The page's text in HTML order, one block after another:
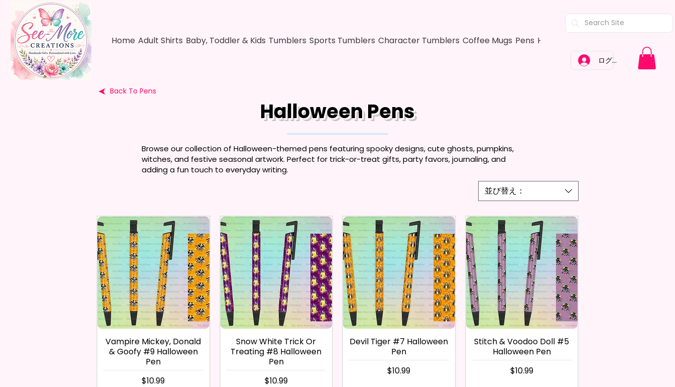
Home Adult Shirts Baby, Toddler & Kids Tumblers Sports Tumblers Character Tumblers Coffee Mugs Pens Hair Bows
ログイン
Back To Pens
Halloween Pens
並び替え：
Vampire Mickey, Donald
& Goofy #9 Halloween
Pen
価格
$10.99
Snow White Trick Or
Treating #8 Halloween
Pen
価格
$10.99
Devil Tiger #7 Halloween
Pen
価格
$10.99
Stitch & Voodoo Doll #5
Halloween Pen
価格
$10.99
Browse our collection of Halloween-themed pens featuring spooky designs, cute ghosts, pumpkins,
witches, and festive seasonal artwork. Perfect for trick-or-treat gifts, party favors, journaling, and
adding a fun touch to everyday writing.